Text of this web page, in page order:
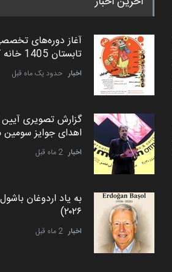
آغاز دوره‌های
تابستان 1405 خانه کاریکات…
اخبار حدود یک ماه قبل
گزارش تصویری آیین
اهدای جوایز
اخبار 2 ماه قبل
۲۰۲۶)
اخبار 2 ماه قبل
دمیر نواک از کرواسی
کارتون